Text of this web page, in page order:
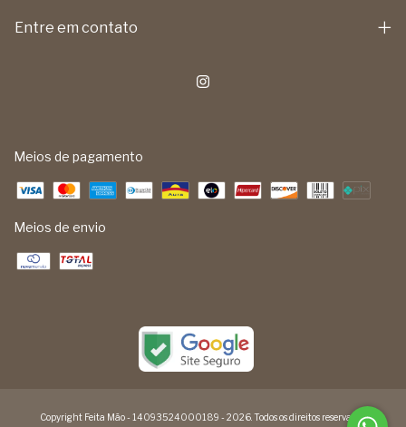
Entre em contato
Meios de pagamento
Meios de envio
Copyright Feita Mão - 14093524000189 - 2026. Todos os direitos reservados.